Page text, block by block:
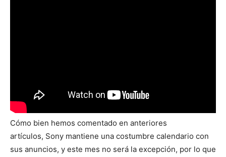
Cómo bien hemos comentado en anteriores
artículos, Sony mantiene una costumbre calendario con
sus anuncios, y este mes no será la excepción, por lo que